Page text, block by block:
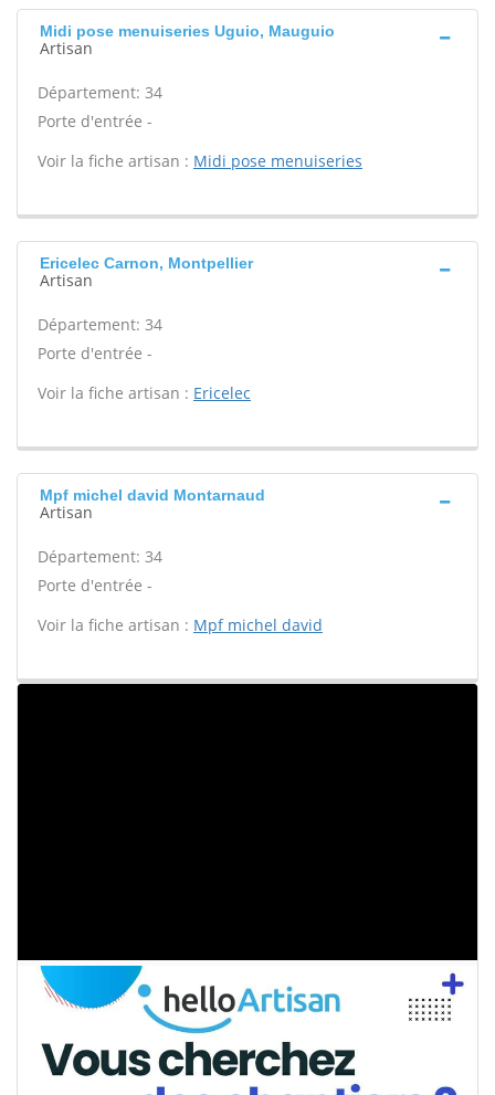
Midi pose menuiseries Uguio, Mauguio
Artisan
Département: 34
Porte d'entrée -
Voir la fiche artisan : Midi pose menuiseries
Ericelec Carnon, Montpellier
Artisan
Département: 34
Porte d'entrée -
Voir la fiche artisan : Ericelec
Mpf michel david Montarnaud
Artisan
Département: 34
Porte d'entrée -
Voir la fiche artisan : Mpf michel david